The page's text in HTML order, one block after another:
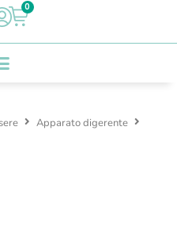
0
Apparato digerente